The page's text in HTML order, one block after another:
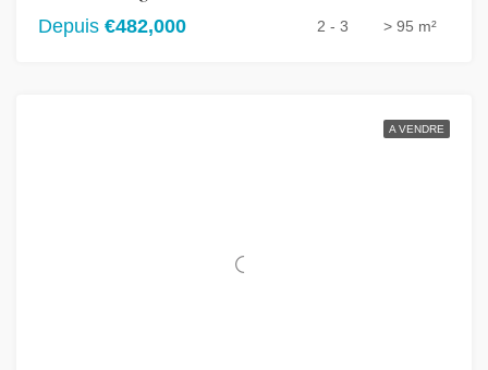
Depuis €482,000 2 - 3 > 95 m²
A VENDRE